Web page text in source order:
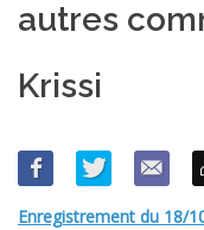
autres
Krissi
Enregistrement du 18/